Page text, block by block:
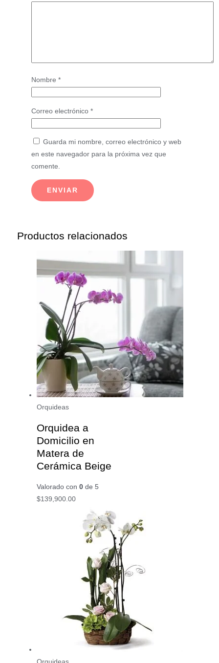
Nombre *
Correo electrónico *
Guarda mi nombre, correo electrónico y web
en este navegador para la próxima vez que
comente.
Productos relacionados
Orquideas
Orquidea a
Domicilio en
Matera de
Cerámica Beige
Valorado con 0de 5
$139,900.00